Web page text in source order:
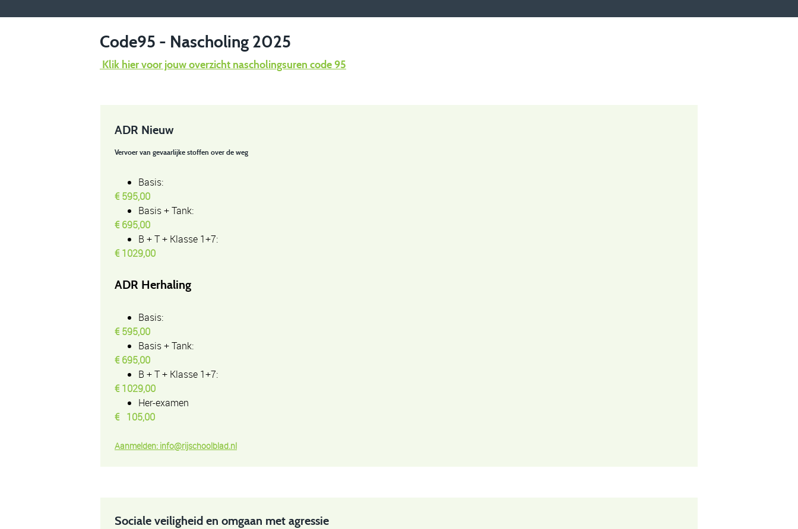
Code95 - Nascholing 2025
Klik hier voor jouw overzicht nascholingsuren code 95
ADR Nieuw
Vervoer van gevaarlijke stoffen over de weg
Basis:
€ 595,00
Basis + Tank:
€ 695,00
B + T + Klasse 1+7:
€ 1029,00
ADR Herhaling
Basis:
€ 595,00
Basis + Tank:
€ 695,00
B + T + Klasse 1+7:
€ 1029,00
Her-examen
€ 105,00
Aanmelden: info@rijschoolblad.nl
Sociale veiligheid en omgaan met agressie